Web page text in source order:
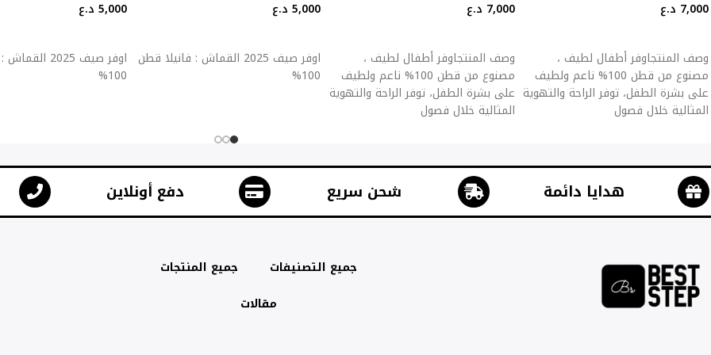
7,000 د.ع
وصف المنتجاوفر أطفال لطيف ،
مصنوع من قطن 100% ناعم ولطيف
على بشرة الطفل، توفر الراحة والتهوية
المثالية خلال فصول
7,000 د.ع
وصف المنتجاوفر أطفال لطيف ،
مصنوع من قطن 100% ناعم ولطيف
على بشرة الطفل، توفر الراحة والتهوية
المثالية خلال فصول
5,000 د.ع
اوفر صيف 2025 القماش : فانيلا قطن
100%
5,000 د.ع
اوفر صيف 2025
100%
هدايا دائمة شحن سريع دفع أونلاين
جميع التصنيفات
جميع المنتجات
مقالات